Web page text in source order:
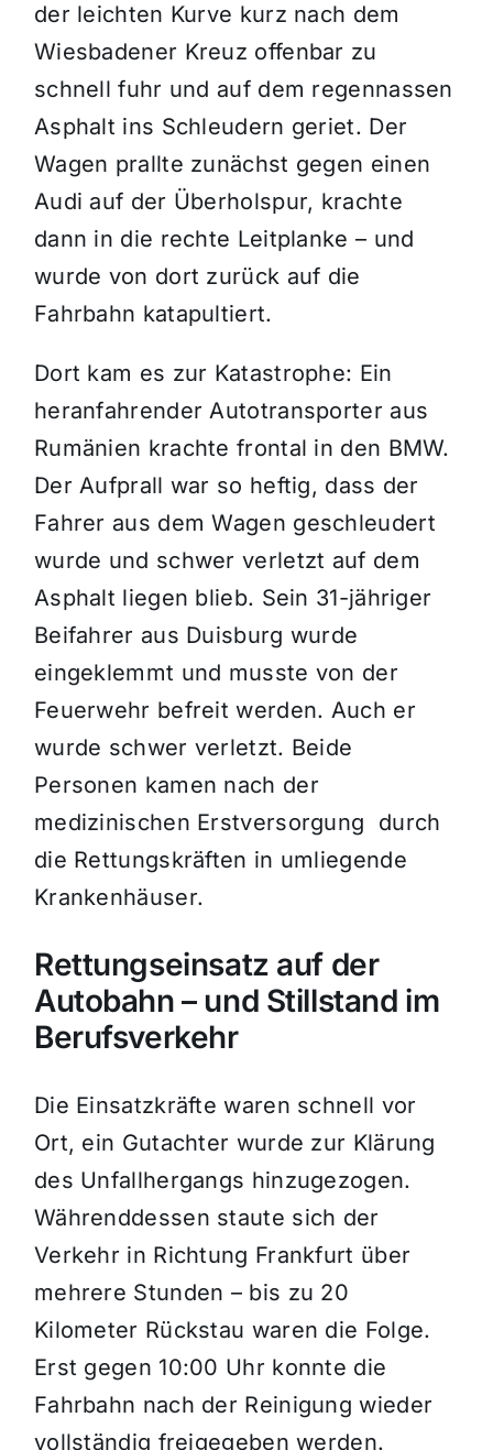
der leichten Kurve kurz nach dem
Wiesbadener Kreuz offenbar zu
schnell fuhr und auf dem regennassen
Asphalt ins Schleudern geriet. Der
Wagen prallte zunächst gegen einen
Audi auf der Überholspur, krachte
dann in die rechte Leitplanke – und
wurde von dort zurück auf die
Fahrbahn katapultiert.
Dort kam es zur Katastrophe: Ein
heranfahrender Autotransporter aus
Rumänien krachte frontal in den BMW.
Der Aufprall war so heftig, dass der
Fahrer aus dem Wagen geschleudert
wurde und schwer verletzt auf dem
Asphalt liegen blieb. Sein 31-jähriger
Beifahrer aus Duisburg wurde
eingeklemmt und musste von der
Feuerwehr befreit werden. Auch er
wurde schwer verletzt. Beide
Personen kamen nach der
medizinischen Erstversorgung durch
die Rettungskräften in umliegende
Krankenhäuser.
Rettungseinsatz auf der
Autobahn – und Stillstand im
Berufsverkehr
Die Einsatzkräfte waren schnell vor
Ort, ein Gutachter wurde zur Klärung
des Unfallhergangs hinzugezogen.
Währenddessen staute sich der
Verkehr in Richtung Frankfurt über
mehrere Stunden – bis zu 20
Kilometer Rückstau waren die Folge.
Erst gegen 10:00 Uhr konnte die
Fahrbahn nach der Reinigung wieder
vollständig freigegeben werden.